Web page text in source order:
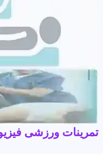
تمرینات ورزشی